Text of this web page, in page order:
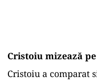
Cristoiu mizează
Cristoiu a comparat